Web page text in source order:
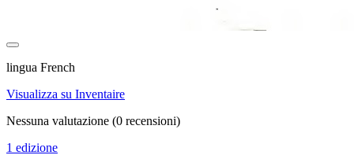
lingua French
Visualizza su Inventaire
Nessuna valutazione (0 recensioni)
1 edizione